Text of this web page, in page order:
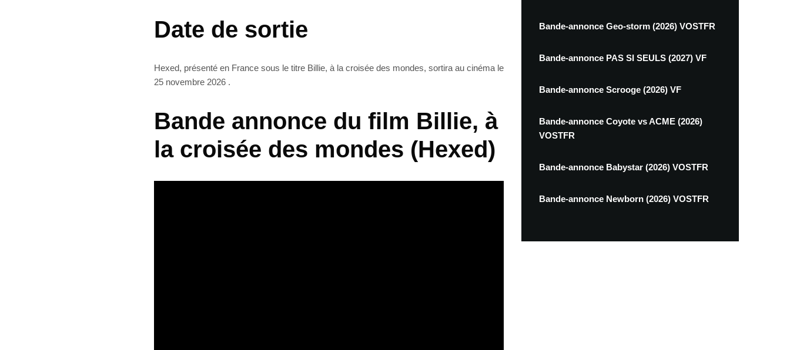
Date de sortie
Hexed, présenté en France sous le titre Billie, à la croisée des mondes, sortira au cinéma le
25 novembre 2026 .
Bande annonce du film Billie, à
la croisée des mondes (Hexed)
Bande-annonce Geo-storm (2026) VOSTFR
Bande-annonce PAS SI SEULS (2027) VF
Bande-annonce Scrooge (2026) VF
Bande-annonce Coyote vs ACME (2026)
VOSTFR
Bande-annonce Babystar (2026) VOSTFR
Bande-annonce Newborn (2026) VOSTFR